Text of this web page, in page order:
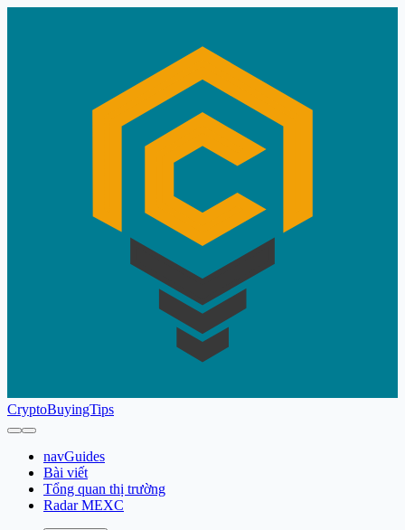
CryptoBuyingTips
navGuides
Bài viết
Tổng quan thị trường
Radar MEXC